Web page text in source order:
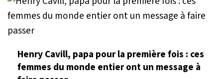
Henry Cavill, papa pour la première fois : ces
femmes du monde entier ont un message à